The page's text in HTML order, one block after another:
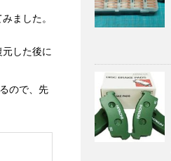
ました。
した後に
ので、先